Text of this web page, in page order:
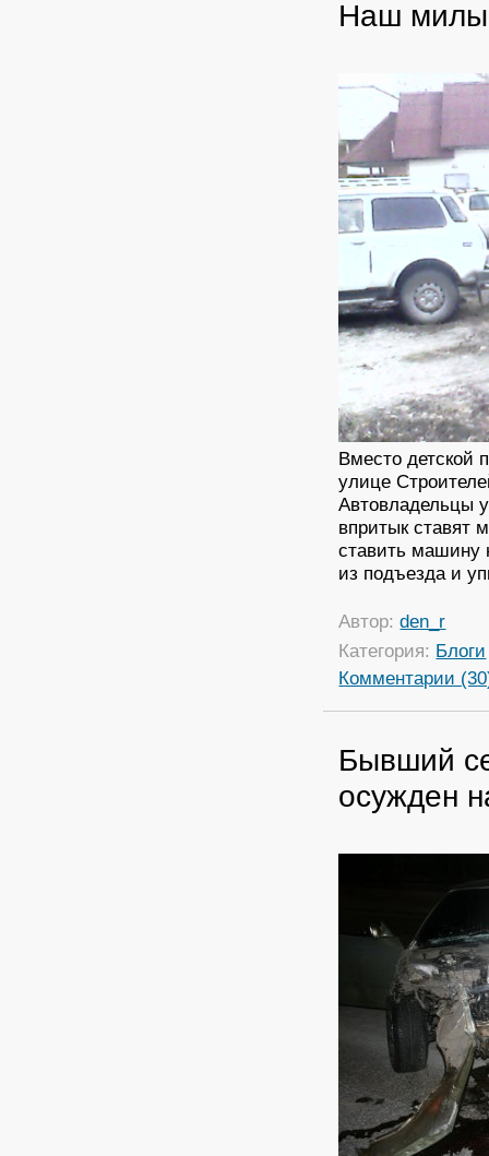
Наш
Вместо детской
улице
Автовладельцы
впритык ставят
ставить машину
из подъезда и
Автор:den_r
Категория: Блоги
Комментарии
Бывший
осужден